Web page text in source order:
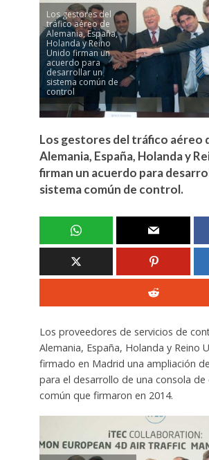
Los gestores del
tráfico aéreo de
Alemania, España,
Holanda y Reino
Unido firman un
acuerdo para
desarrollar un
sistema común de
control
Los gestores del tráfico aéreo
Alemania, España, Holanda y
firman un acuerdo para
sistema común de control.
Los proveedores de servicios de
Alemania, España, Holanda y Reino
firmado en Madrid una ampliación
para el desarrollo de una consola
común que firmaron en 2014.